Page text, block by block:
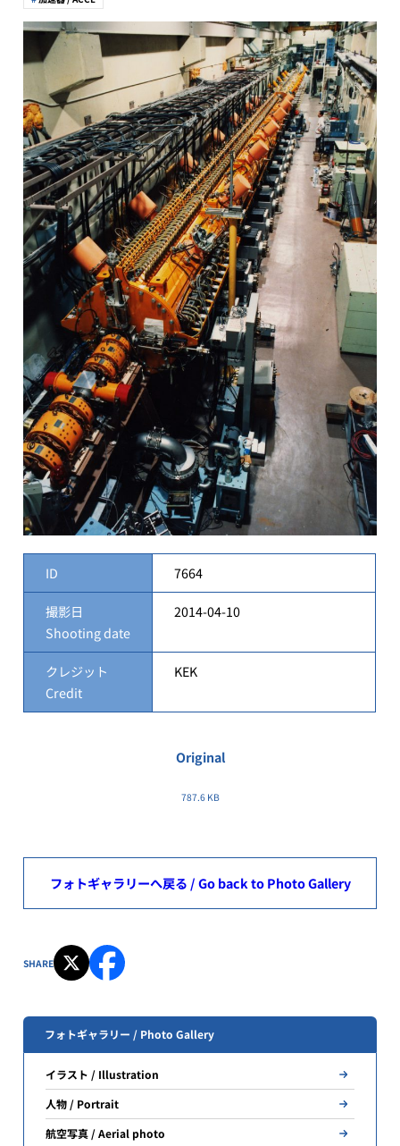
ID 7664
撮影日
Shooting date
2014-04-10
クレジット
Credit
KEK
Original
787.6 KB
フォトギャラリーへ戻る / Go back to Photo Gallery
SHARE
フォトギャラリー / Photo Gallery
イラスト / Illustration
人物 / Portrait
航空写真 / Aerial photo